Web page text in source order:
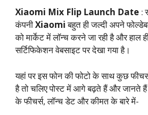
Xiaomi Mix Flip Launch Date :
कंपनीXiaomiबहुत ही जल्दी अपने
को मार्केट में लॉन्च करने जा रही है और हाल
सर्टिफिकेशन वेबसाइट पर देखा गया है।
यहां पर इस फोन की फोटो के साथ कुछ फीचर्स
है तो चलिए पोस्ट में आगे बढ़ते हैं और जानते
के फीचर्स, लॉन्च डेट और कीमत के बारे में-